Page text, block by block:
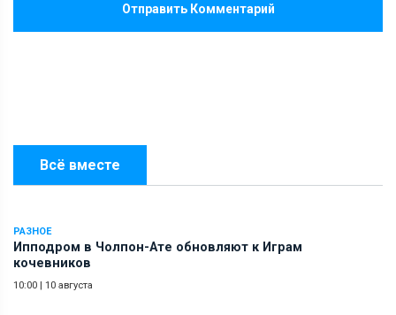
Всё вместе
РАЗНОЕ
Ипподром в Чолпон-Ате обновляют к Играм
кочевников
10:00 | 10 августа
Отправить Комментарий